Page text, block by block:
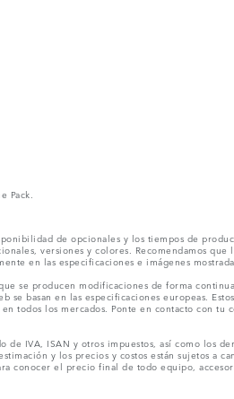
Pack.
de opcionales y los tiempos de
versiones y colores. Recomendamos que
en las especificaciones e imágenes
se producen modificaciones de forma
basan en las especificaciones europeas.
todos los mercados. Ponte en contacto con tu
IVA, ISAN y otros impuestos, así como los
y los precios y costos están sujetos a
conocer el precio final de todo equipo,